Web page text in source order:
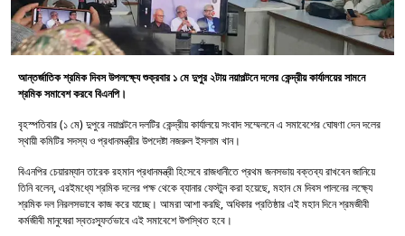
আন্তর্জাতিক শ্রমিক দিবস উপলক্ষ্যে শুক্রবার ১ মে দুপুর ২টায় নয়াপল্টনে দলের কেন্দ্রীয় কার্যালয়ের সামনে
শ্রমিক সমাবেশ করবে বিএনপি।
বৃহস্পতিবার (১ মে) দুপুরে নয়াপল্টনে দলটির কেন্দ্রীয় কার্যালয়ে সংবাদ সম্মেলনে এ সমাবেশের ঘোষণা দেন দলের
স্থায়ী কমিটির সদস্য ও প্রধানমন্ত্রীর উপদেষ্টা নজরুল ইসলাম খান।
বিএনপির চেয়ারম্যান তারেক রহমান প্রধানমন্ত্রী হিসেবে রাজধানীতে প্রথম জনসভায় বক্তব্য রাখবেন জানিয়ে
তিনি বলেন, এরইমধ্যে শ্রমিক দলের পক্ষ থেকে ব্যানার ফেস্টুন করা হয়েছে, মহান মে দিবস পালনের লক্ষ্যে
শ্রমিক দল নিরলসভাবে কাজ করে যাচ্ছে। আমরা আশা করছি, অধিকার প্রতিষ্ঠার এই মহান দিনে শ্রমজীবী
কর্মজীবী মানুষেরা স্বতঃস্ফূর্তভাবে এই সমাবেশে উপস্থিত হবে।